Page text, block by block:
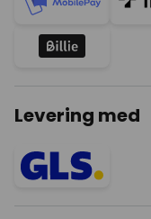
Levering med